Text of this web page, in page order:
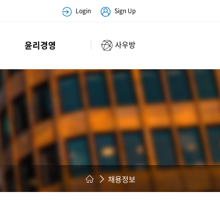
Sign Up
Login
윤리경영 사우방
채용정보